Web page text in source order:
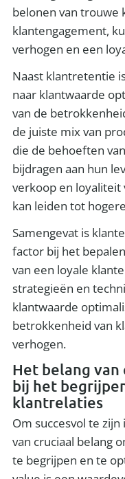
belonen van trouwe
klantengagement,
verhogen en een
Naast klantretentie
naar klantwaarde
van de
de juiste mix van
die de behoeften
bijdragen aan hun
verkoop en loyaliteit
kan leiden tot
Samengevat is
factor bij het
van een loyale
strategieën en
klantwaarde
betrokkenheid van
verhogen.
Het belang
bij het
klantrelaties
Om succesvol te
van cruciaal belang
te begrijpen en te